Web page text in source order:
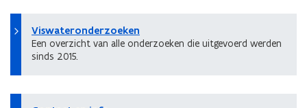
Viswateronderzoeken
Een overzicht van alle onderzoeken die uitgevoerd werden
sinds 2015.